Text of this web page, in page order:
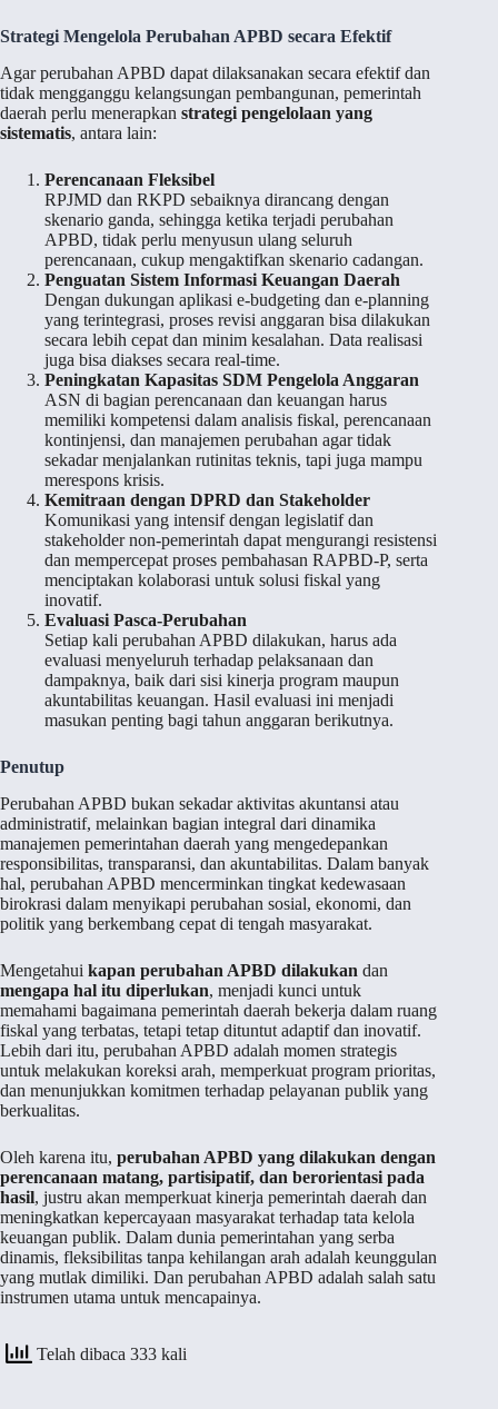
Strategi Mengelola Perubahan APBD secara Efektif
Agar perubahan APBD dapat dilaksanakan secara efektif dan
tidak mengganggu kelangsungan pembangunan, pemerintah
daerah perlu menerapkan strategi pengelolaan yang
sistematis, antara lain:
Perencanaan Fleksibel
RPJMD dan RKPD sebaiknya dirancang dengan
skenario ganda, sehingga ketika terjadi perubahan
APBD, tidak perlu menyusun ulang seluruh
perencanaan, cukup mengaktifkan skenario cadangan.
Penguatan Sistem Informasi Keuangan Daerah
Dengan dukungan aplikasi e-budgeting dan e-planning
yang terintegrasi, proses revisi anggaran bisa dilakukan
secara lebih cepat dan minim kesalahan. Data realisasi
juga bisa diakses secara real-time.
Peningkatan Kapasitas SDM Pengelola Anggaran
ASN di bagian perencanaan dan keuangan harus
memiliki kompetensi dalam analisis fiskal, perencanaan
kontinjensi, dan manajemen perubahan agar tidak
sekadar menjalankan rutinitas teknis, tapi juga mampu
merespons krisis.
Kemitraan dengan DPRD dan Stakeholder
Komunikasi yang intensif dengan legislatif dan
stakeholder non-pemerintah dapat mengurangi resistensi
dan mempercepat proses pembahasan RAPBD-P, serta
menciptakan kolaborasi untuk solusi fiskal yang
inovatif.
Evaluasi Pasca-Perubahan
Setiap kali perubahan APBD dilakukan, harus ada
evaluasi menyeluruh terhadap pelaksanaan dan
dampaknya, baik dari sisi kinerja program maupun
akuntabilitas keuangan. Hasil evaluasi ini menjadi
masukan penting bagi tahun anggaran berikutnya.
Penutup
Perubahan APBD bukan sekadar aktivitas akuntansi atau
administratif, melainkan bagian integral dari dinamika
manajemen pemerintahan daerah yang mengedepankan
responsibilitas, transparansi, dan akuntabilitas. Dalam banyak
hal, perubahan APBD mencerminkan tingkat kedewasaan
birokrasi dalam menyikapi perubahan sosial, ekonomi, dan
politik yang berkembang cepat di tengah masyarakat.
Mengetahui kapan perubahan APBD dilakukan dan
mengapa hal itu diperlukan, menjadi kunci untuk
memahami bagaimana pemerintah daerah bekerja dalam ruang
fiskal yang terbatas, tetapi tetap dituntut adaptif dan inovatif.
Lebih dari itu, perubahan APBD adalah momen strategis
untuk melakukan koreksi arah, memperkuat program prioritas,
dan menunjukkan komitmen terhadap pelayanan publik yang
berkualitas.
Oleh karena itu, perubahan APBD yang dilakukan dengan
perencanaan matang, partisipatif, dan berorientasi pada
hasil, justru akan memperkuat kinerja pemerintah daerah dan
meningkatkan kepercayaan masyarakat terhadap tata kelola
keuangan publik. Dalam dunia pemerintahan yang serba
dinamis, fleksibilitas tanpa kehilangan arah adalah keunggulan
yang mutlak dimiliki. Dan perubahan APBD adalah salah satu
instrumen utama untuk mencapainya.
Telah dibaca 333 kali